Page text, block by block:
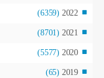
2022
(6359)
2021
(8701)
2020
(5577)
2019
(65)